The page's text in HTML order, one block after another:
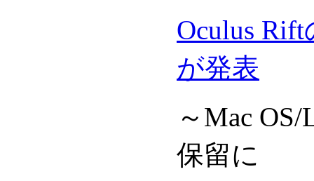
Oculus
が発表
～Mac
保留に